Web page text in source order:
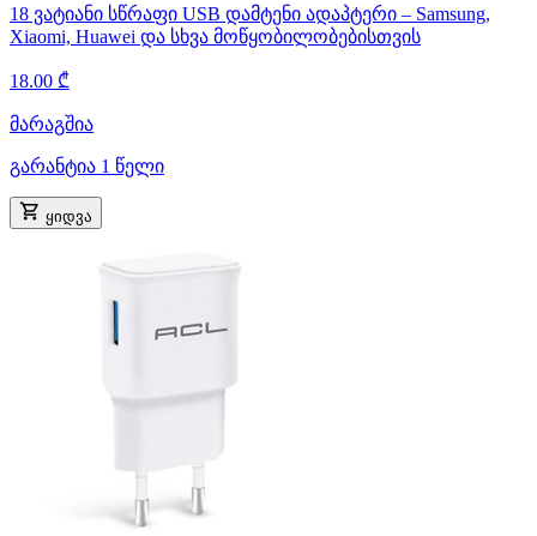
18 ვატიანი სწრაფი USB დამტენი ადაპტერი – Samsung,
Xiaomi, Huawei და სხვა მოწყობილობებისთვის
18.00 ₾
მარაგშია
გარანტია 1 წელი
ყიდვა